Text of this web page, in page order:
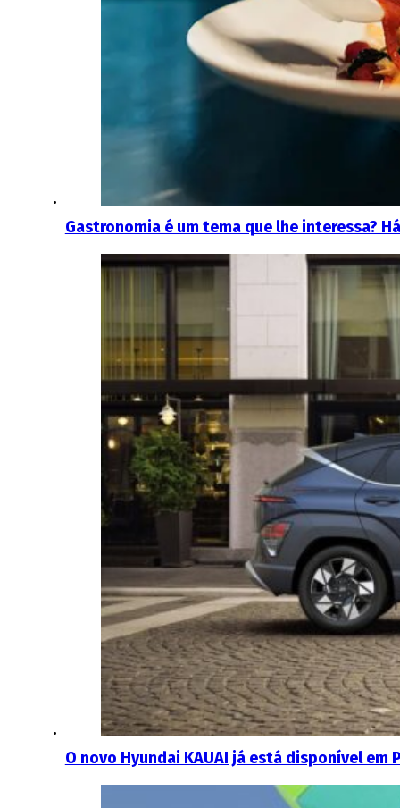
Gastronomia é um tema que lhe interessa?
O novo Hyundai KAUAI já está disponível em